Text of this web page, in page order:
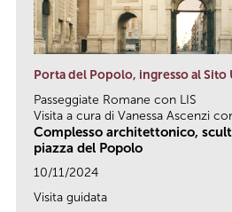
Porta del Popolo, ingresso al Sito
Passeggiate Romane con LIS
Visita a cura di Vanessa Ascenzi
Complesso architettonico,
piazza del Popolo
10/11/2024
Visita guidata